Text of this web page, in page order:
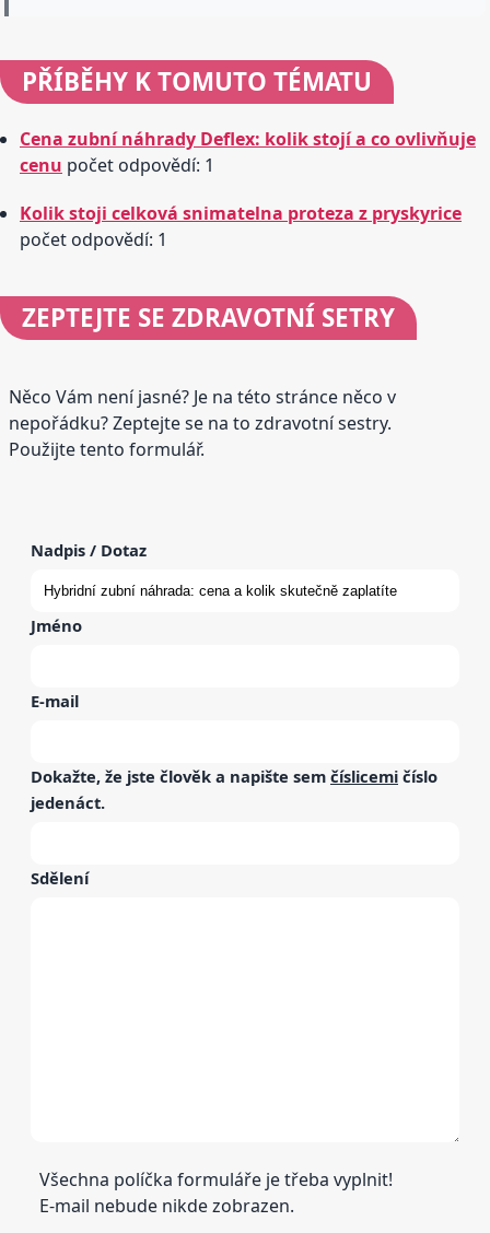
PŘÍBĚHY K TOMUTO TÉMATU
Cena zubní náhrady Deflex: kolik stojí a co ovlivňuje
cenu počet odpovědí: 1
Kolik stoji celková snimatelna proteza z pryskyrice
počet odpovědí: 1
ZEPTEJTE SE ZDRAVOTNÍ SETRY
Něco Vám není jasné? Je na této stránce něco v
nepořádku? Zeptejte se na to zdravotní sestry.
Použijte tento formulář.
Nadpis / Dotaz
Jméno
E-mail
Dokažte, že jste člověk a napište sem číslicemi číslo
jedenáct.
Sdělení
Všechna políčka formuláře je třeba vyplnit!
E-mail nebude nikde zobrazen.